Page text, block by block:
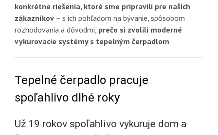
konkrétne riešenia, ktoré sme pripravili pre našich
zákazníkov– s ich pohľadom na bývanie, spôsobom
rozhodovania a dôvodmi, prečo si zvolili moderné
vykurovacie systémy s tepelným čerpadlom.
Tepelné čerpadlo pracuje
spoľahlivo dlhé roky
Už 19 rokov spoľahlivo vykuruje dom a